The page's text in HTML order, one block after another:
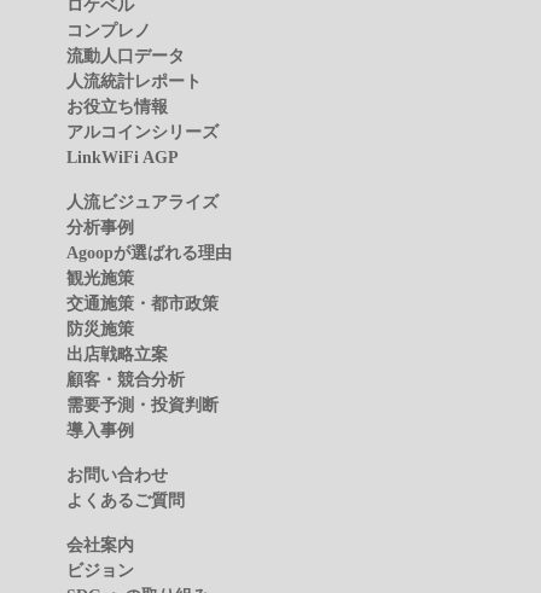
マチレポ
ロケベル
コンプレノ
流動人口データ
人流統計レポート
お役立ち情報
アルコインシリーズ
LinkWiFi AGP
人流ビジュアライズ
分析事例
Agoopが選ばれる理由
観光施策
交通施策・都市政策
防災施策
出店戦略立案
顧客・競合分析
需要予測・投資判断
導入事例
お問い合わせ
よくあるご質問
会社案内